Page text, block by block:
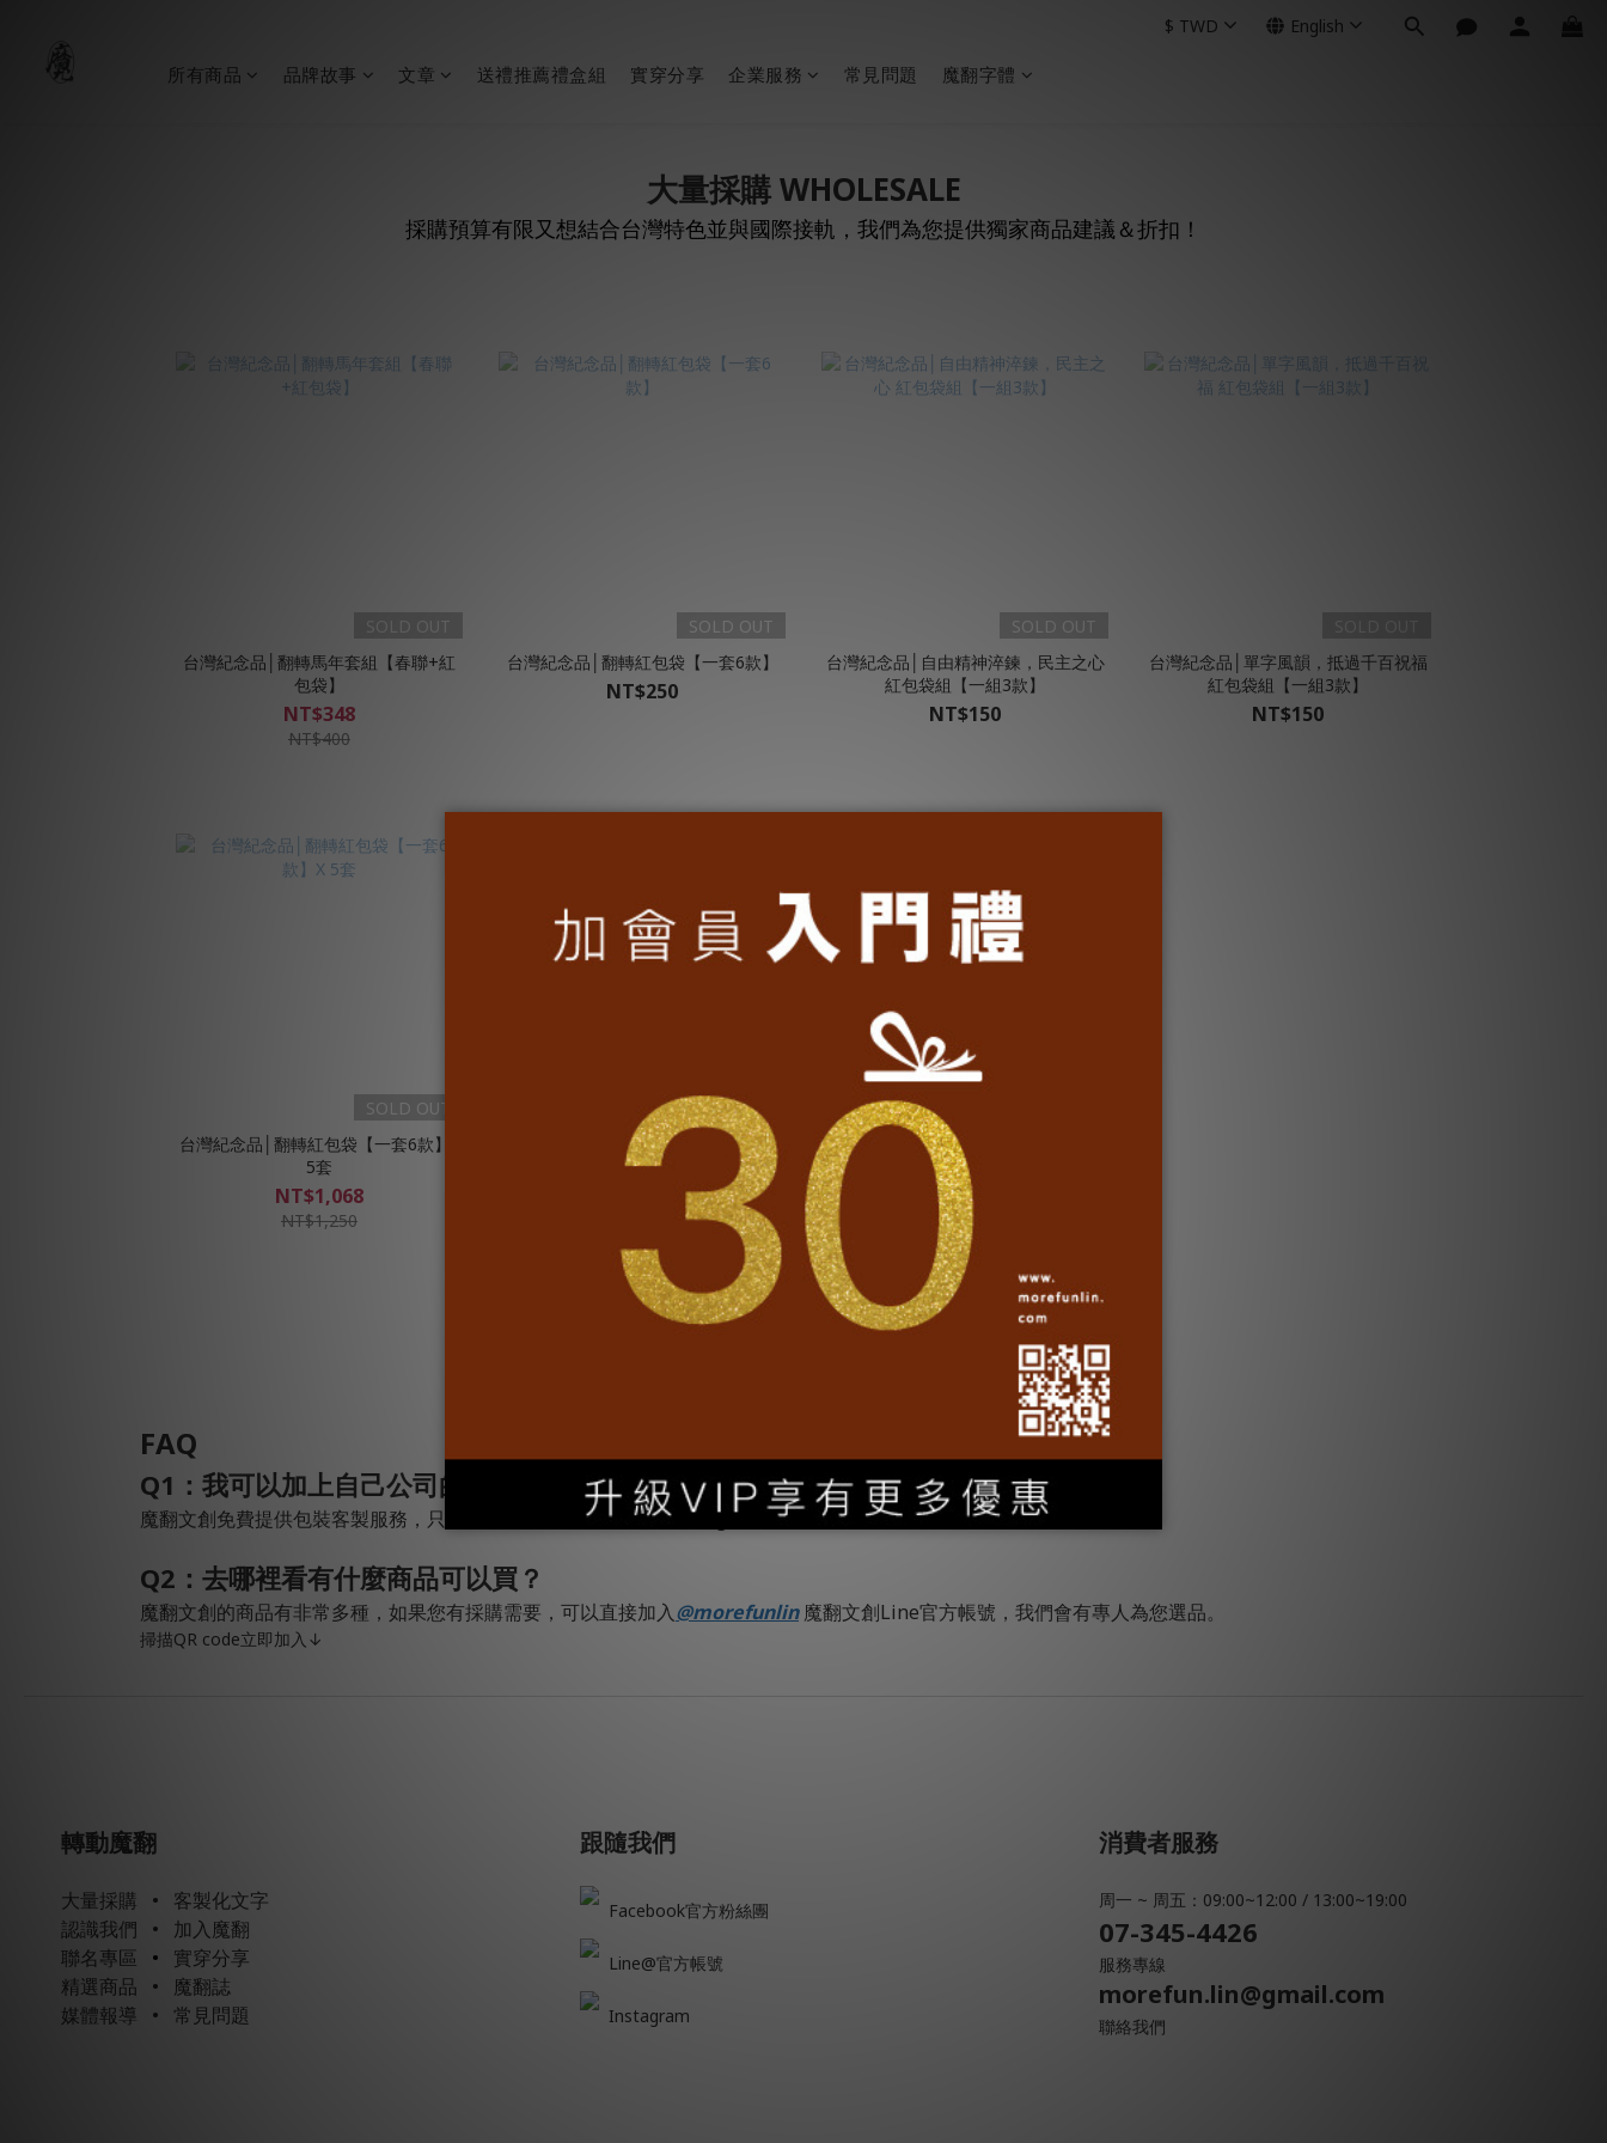
所有商品 品牌故事 文章 送禮推薦禮盒組 實穿分享 企業服務 常見問題 魔翻字體
$ TWD English
大量採購 WHOLESALE
採購預算有限又想結合台灣特色並與國際接軌，我們為您提供獨家商品建議＆折扣！
SOLD OUT
台灣紀念品│翻轉馬年套組【春聯+紅
包袋】
NT$348
NT$400
SOLD OUT
台灣紀念品│翻轉紅包袋【一套6款】
NT$250
SOLD OUT
台灣紀念品│自由精神淬鍊，民主之心
紅包袋組【一組3款】
NT$150
台灣紀念品│單字風韻，抵過千百祝福
紅包袋組【一組3款】
NT$150
SOLD OUT
台灣紀念品│翻轉紅包袋【一套6款】X
5套
NT$1,068
NT$1,250
SOLD OUT
台灣紀念品│翻轉紅包袋【一套6款】X
3套
FAQ
Q1：我可以加上自己公司的logo嗎？
魔翻文創免費提供包裝客製服務，只要時間允許，我們可以將您的Logo放到包裝上唷！
Q2：去哪裡看有什麼商品可以買？
魔翻文創的商品有非常多種，如果您有採購需要，可以直接加入@morefunlin魔翻文創Line官方帳號，我們會有專人為您選品。
掃描QR code立即加入↓
轉動魔翻
大量採購 •
客製化文字
認識我們 •
加入魔翻
聯名專區 •
實穿分享
精選商品 •
魔翻誌
媒體報導
• 常見問題
跟隨我們
Facebook官方粉絲團
Line@官方帳號
Instagram
消費者服務
周一 ~ 周五：09:00~12:00 / 13:00~19:00
07-345-4426
服務專線
morefun.lin@gmail.com
聯絡我們